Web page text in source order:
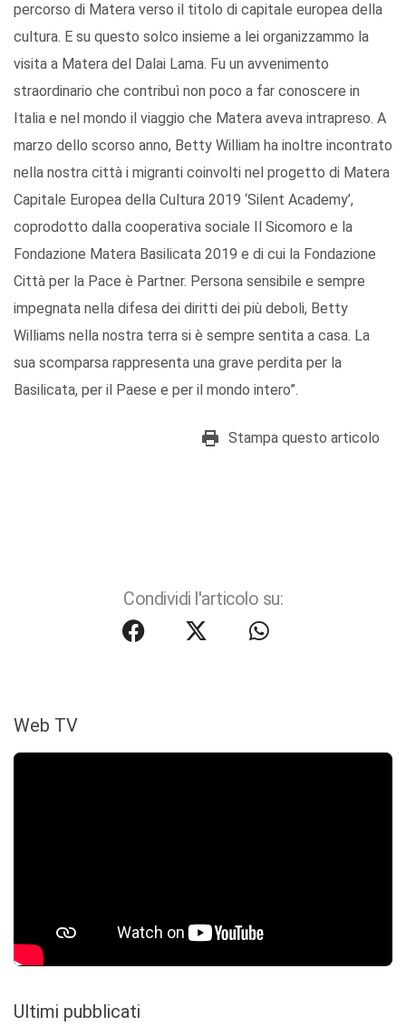
percorso di Matera verso il titolo di capitale europea della
cultura. E su questo solco insieme a lei organizzammo la
visita a Matera del Dalai Lama. Fu un avvenimento
straordinario che contribuì non poco a far conoscere in
Italia e nel mondo il viaggio che Matera aveva intrapreso. A
marzo dello scorso anno, Betty William ha inoltre incontrato
nella nostra città i migranti coinvolti nel progetto di Matera
Capitale Europea della Cultura 2019 ‘Silent Academy’,
coprodotto dalla cooperativa sociale Il Sicomoro e la
Fondazione Matera Basilicata 2019 e di cui la Fondazione
Città per la Pace è Partner. Persona sensibile e sempre
impegnata nella difesa dei diritti dei più deboli, Betty
Williams nella nostra terra si è sempre sentita a casa. La
sua scomparsa rappresenta una grave perdita per la
Basilicata, per il Paese e per il mondo intero”.
Stampa questo articolo
Condividi l'articolo su:
Web TV
Ultimi pubblicati